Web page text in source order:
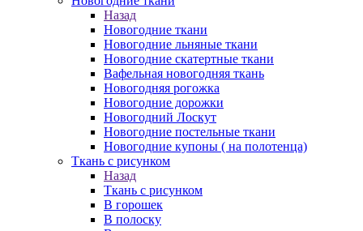
Назад
Новогодние ткани
Новогодние льняные ткани
Новогодние скатертные ткани
Вафельная новогодняя ткань
Новогодняя рогожка
Новогодние дорожки
Новогодний Лоскут
Новогодние постельные ткани
Новогодние купоны ( на полотенца)
Ткань с рисунком
Назад
Ткань с рисунком
В горошек
В полоску